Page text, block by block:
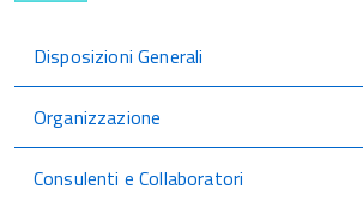
Disposizioni Generali
Organizzazione
Consulenti e Collaboratori